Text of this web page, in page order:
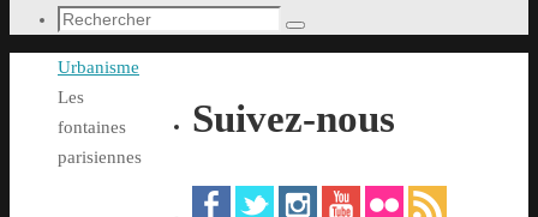
Recherche
:
Rechercher
Accueil
Urbanisme
Les
fontaines
parisiennes
Suivez-nous